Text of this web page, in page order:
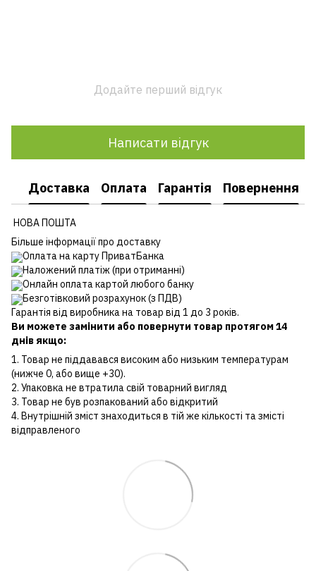
Додайте перший відгук
Написати відгук
Доставка Оплата Гарантія Повернення
НОВА ПОШТА
Більше інформації про доставку
Оплата на карту ПриватБанка
Наложений платіж (при отриманні)
Онлайн оплата картой любого банку
Безготівковий розрахунок (з ПДВ)
Гарантія від виробника на товар від 1 до 3 років.
Ви можете замінити або повернути товар протягом 14
днів якщо:
1. Товар не піддавався високим або низьким температурам
(нижче 0, або вище +30).
2. Упаковка не втратила свій товарний вигляд
3. Товар не був розпакований або відкритий
4. Внутрішній зміст знаходиться в тій же кількості та змісті
відправленого